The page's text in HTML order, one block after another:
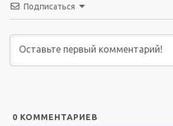
Подписаться
0 КОММЕНТАРИЕВ